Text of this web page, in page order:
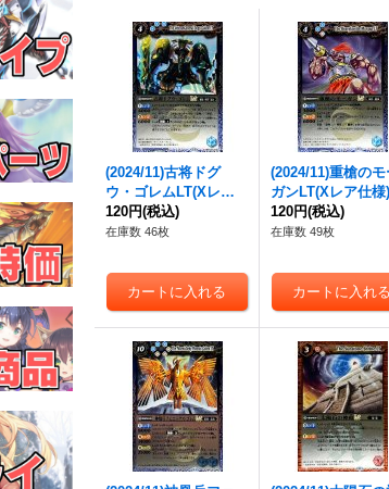
(2024/11)古将ドグ
ウ・ゴレムLT(Xレア
仕様)【C】{BSC45-07
8}《青》
120円(税込)
在庫数 46枚
(2024/11)重槍のモ
ガンLT(Xレア仕様)
【C】{BSC45-079}
《青》
120円(税込)
在庫数 49枚